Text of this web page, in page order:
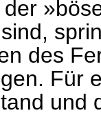
des
Für
und